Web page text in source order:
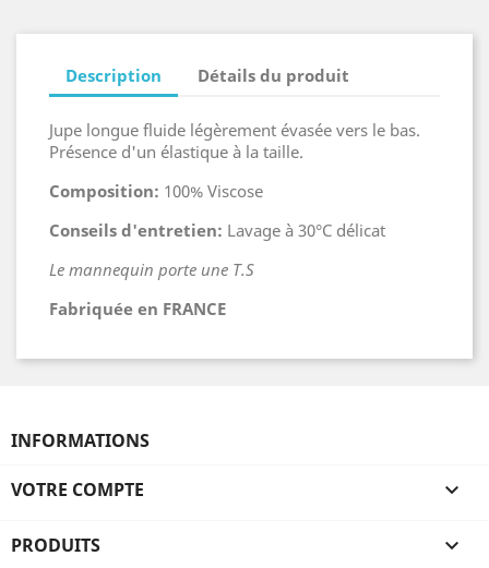
Description Détails du produit
Jupe longue fluide légèrement évasée vers le bas.
Présence d'un élastique à la taille.
Composition: 100% Viscose
Conseils d'entretien: Lavage à 30°C délicat
Le mannequin porte une T.S
Fabriquée en FRANCE
INFORMATIONS
VOTRE COMPTE 
PRODUITS 